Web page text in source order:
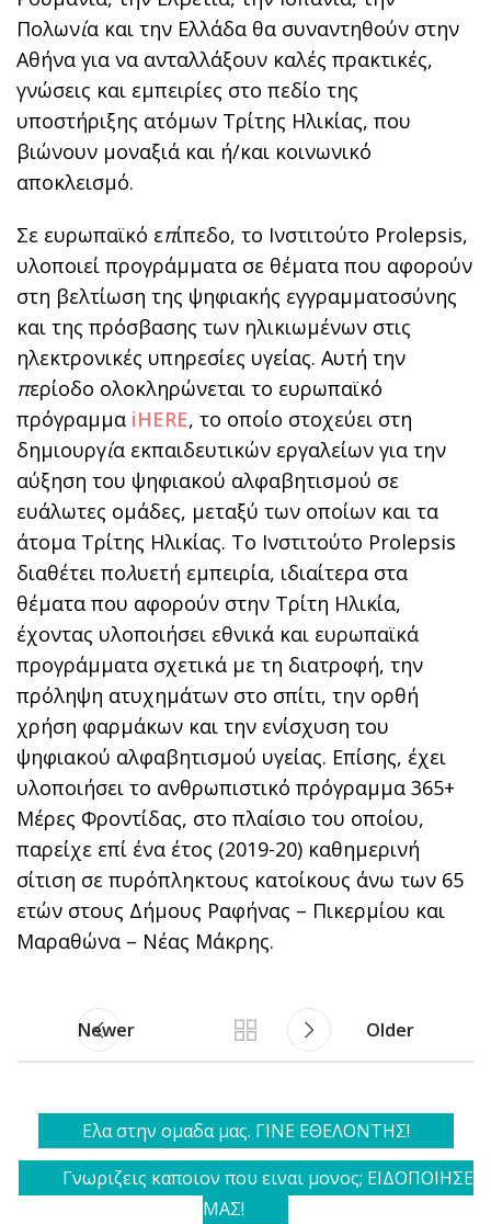
Πολωνία και την Ελλάδα θα συναντηθούν στην
Αθήνα για να ανταλλάξουν καλές πρακτικές,
γνώσεις και εμπειρίες στο πεδίο της
υποστήριξης ατόμων Τρίτης Ηλικίας, που
βιώνουν μοναξιά και ή/και κοινωνικό
αποκλεισμό.
Σε ευρωπαϊκό επίπεδο, το Ινστιτούτο Prolepsis,
υλοποιεί προγράμματα σε θέματα που αφορούν
στη βελτίωση της ψηφιακής εγγραμματοσύνης
και της πρόσβασης των ηλικιωμένων στις
ηλεκτρονικές υπηρεσίες υγείας. Αυτή την
περίοδο ολοκληρώνεται το ευρωπαϊκό
πρόγραμμα iHERE, το οποίο στοχεύει στη
δημιουργία εκπαιδευτικών εργαλείων για την
αύξηση του ψηφιακού αλφαβητισμού σε
ευάλωτες ομάδες, μεταξύ των οποίων και τα
άτομα Τρίτης Ηλικίας. Το Ινστιτούτο Prolepsis
διαθέτει πολυετή εμπειρία, ιδιαίτερα στα
θέματα που αφορούν στην Τρίτη Ηλικία,
έχοντας υλοποιήσει εθνικά και ευρωπαϊκά
προγράμματα σχετικά με τη διατροφή, την
πρόληψη ατυχημάτων στο σπίτι, την ορθή
χρήση φαρμάκων και την ενίσχυση του
ψηφιακού αλφαβητισμού υγείας. Επίσης, έχει
υλοποιήσει το ανθρωπιστικό πρόγραμμα 365+
Μέρες Φροντίδας, στο πλαίσιο του οποίου,
παρείχε επί ένα έτος (2019-20) καθημερινή
σίτιση σε πυρόπληκτους κατοίκους άνω των 65
ετών στους Δήμους Ραφήνας – Πικερμίου και
Μαραθώνα – Νέας Μάκρης.
Newer Older
Ελα στην ομαδα μας. ΓΙΝΕ ΕΘΕΛΟΝΤΗΣ!
Γνωριζεις καποιον που ειναι μονος; ΕΙΔΟΠΟΙΗΣΕ
ΜΑΣ!